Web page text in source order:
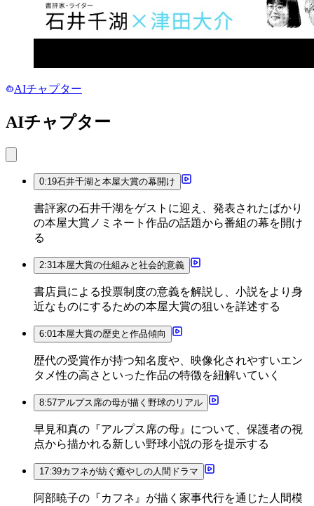
AIチャプター
AIチャプター
0:19石井千湖と本屋大賞の幕開け
書評家の石井千湖をゲストに迎え、発表されたばかり
の本屋大賞ノミネート作品の話題から番組の幕を開け
る
2:31本屋大賞の仕組みと社会的意義
書店員による投票制度の意義を解説し、小説をより身
近なものにするための本屋大賞の狙いを詳述する
6:01本屋大賞の歴史と作品傾向
歴代の受賞作が持つ知名度や、映像化されやすいエン
タメ性の高さといった作品の特徴を紐解いていく
8:57アルプス席の母が描く野球のリアル
早見和真の『アルプス席の母』について、保護者の視
点から描かれる新しい野球小説の形を提示する
17:39カフネが紡ぐ癒やしの人間ドラマ
阿部暁子の『カフネ』が描く家事代行を通じた人間模